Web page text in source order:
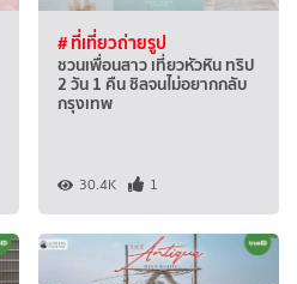
# ที่เที่ยวถ่ายรูป
ชวนเพื่อนสาว เที่ยวหัวหิน ทริป
2 วัน 1 คืน ชิลจนไม่อยากกลับ
กรุงเทพ
30.4K 1